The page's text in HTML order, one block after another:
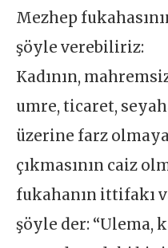
Mezhep
şöyle verebiliriz:
Kadının,
umre, ticaret,
üzerine farz
çıkmasının caiz
fukahanın ittifakı
şöyle der: “Ulema,